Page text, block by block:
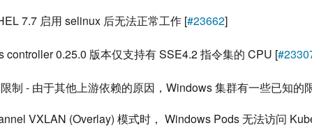
7.7 启用 selinux 后无法正常工作 [#23662]
controller 0.25.0 版本仅支持有 SSE4.2 指令集的 CPU [
制 - 由于其他上游依赖的原因，Windows 集群有一些已知的
VXLAN (Overlay) 模式时， Windows Pods 无法访问